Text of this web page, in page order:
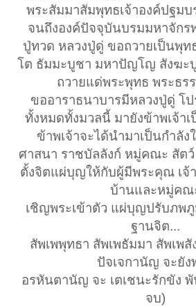
พระสัมมาสัมพุทธเจ้าองค์ปฐม
จนถึงองค์ปัจจุบันบรมมหาจักร
ปู่ทวด หลวงปู่ดู่ ขอถวายเป็นพุ
โต ธัมมะบูชา มหาปัญโญ สังฆะ
ถวายแด่พระพุทธ พระธร
ขออาราธนาบารมีหลวงปู่ดู่ โ
ทั้งหมดทั้งมวลนี้ มายังข้าพเจ้า
ข้าพเจ้าจะได้นำมาเป็นกำลั
ศาสนา ราชบัลลังก์ หมู่คณะ สัต
ตั้งจิตแผ่บุญให้กับผู้มีพระคุณ เจ้
บ้านและหมู่คณ
เชิญพระเข้าตัว แผ่บุญปรับภพ
ฐานจิต...
สัพเพพุทธา สัพเพธัมมา สัพเพ
ปัจเจกานัญ จะยัง
อรหันตานัญ จะ เตเชนะรักขัง
จบ)